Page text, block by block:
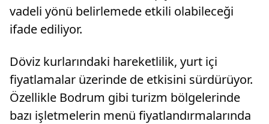
vadeli yönü belirlemede etkili olabileceği
ifade ediliyor.
Döviz kurlarındaki hareketlilik, yurt içi
fiyatlamalar üzerinde de etkisini sürdürüyor.
Özellikle Bodrum gibi turizm bölgelerinde
bazı işletmelerin menü fiyatlandırmalarında